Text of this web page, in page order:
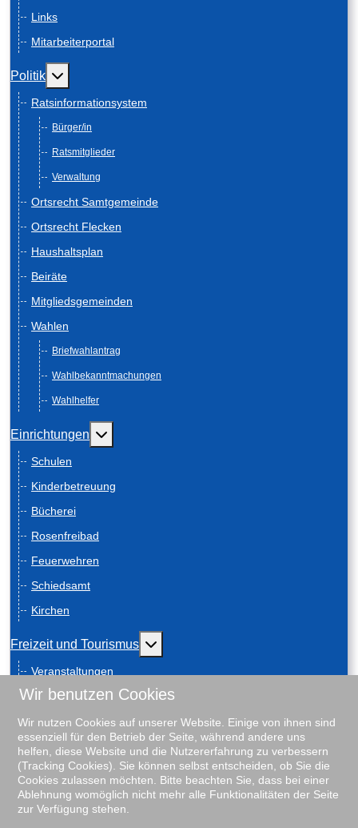
Links
Mitarbeiterportal
Politik Weitere Informationen: Politik
Ratsinformationsystem
Bürger/in
Ratsmitglieder
Verwaltung
Ortsrecht Samtgemeinde
Ortsrecht Flecken
Haushaltsplan
Beiräte
Mitgliedsgemeinden
Wahlen
Briefwahlantrag
Wahlbekanntmachungen
Wahlhelfer
Einrichtungen Weitere Informationen: Einrichtungen
Schulen
Kinderbetreuung
Bücherei
Rosenfreibad
Feuerwehren
Schiedsamt
Kirchen
Freizeit und Tourismus Weitere Informationen: Freizeit und
Veranstaltungen
Anreise
Geschichte
Schiebenscheeten
Gästeführungen
Unterkunftsverzeichnis
Wir benutzen Cookies
Wir nutzen Cookies auf unserer Website. Einige von ihnen sind
essenziell für den Betrieb der Seite, während andere uns
helfen, diese Website und die Nutzererfahrung zu verbessern
(Tracking Cookies). Sie können selbst entscheiden, ob Sie die
Cookies zulassen möchten. Bitte beachten Sie, dass bei einer
Ablehnung womöglich nicht mehr alle Funktionalitäten der Seite
zur Verfügung stehen.